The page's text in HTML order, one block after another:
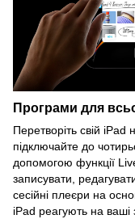
Програми для
Перетворіть свій iPad
підключайте до
допомогою функції
записувати,
сесійні плеєри на
iPad реагують на ваші